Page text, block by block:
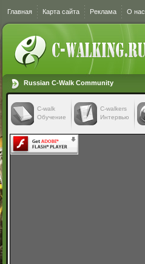
Главная Карта сайта Реклама О нас
Russian C-Walk Community
C-walk
Обучение
C-walkers
Интервью